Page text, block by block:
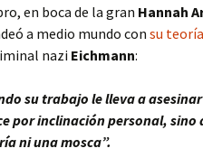
en boca de la gran Hannah
a medio mundo con su
nazi Eichmann:
su trabajo le lleva a
por inclinación personal,
ni una mosca”.